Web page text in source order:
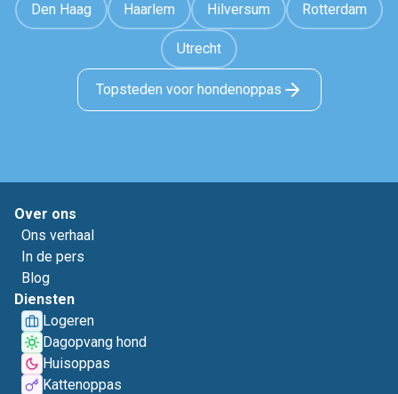
Den Haag Haarlem Hilversum Rotterdam
Utrecht
Topsteden voor hondenoppas
Over ons
Ons verhaal
In de pers
Blog
Diensten
Logeren
Dagopvang hond
Huisoppas
Kattenoppas